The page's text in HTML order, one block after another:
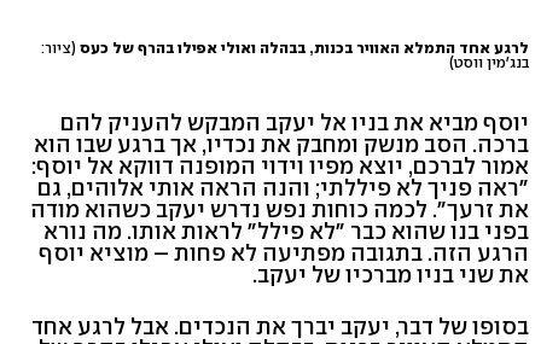
לרגע אחד התמלא האוויר בכנות, בבהלה ואולי אפילו בהרף של כעס (ציור:
בנג'מין ווסט)
יוסף מביא את בניו אל יעקב המבקש להעניק להם
ברכה. הסב מנשק ומחבק את נכדיו, אך ברגע שבו הוא
אמור לברכם, יוצא מפיו וידוי המופנה דווקא אל יוסף:
"ראה פניך לא פיללתי; והנה הראה אותי אלוהים, גם
את זרעך". לכמה כוחות נפש נדרש יעקב כשהוא מודה
בפני בנו שהוא כבר "לא פילל" לראות אותו. מה נורא
הרגע הזה. בתגובה מפתיעה לא פחות – מוציא יוסף
את שני בניו מברכיו של יעקב.
בסופו של דבר, יעקב יברך את הנכדים. אבל לרגע אחד